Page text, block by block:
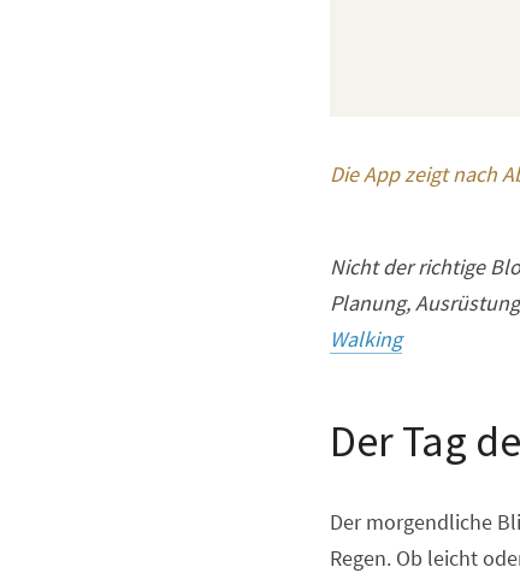
Die App zeigt nach
Nicht der richtige
Planung,
Walking
Der Tag
Der morgendliche
Regen. Ob leicht